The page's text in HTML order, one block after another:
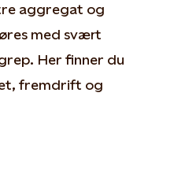
aggregat og
med svært
Her finner du
fremdrift og